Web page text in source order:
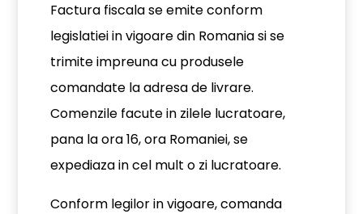
Factura fiscala se emite conform
legislatiei in vigoare din Romania si se
trimite impreuna cu produsele
comandate la adresa de livrare.
Comenzile facute in zilele lucratoare,
pana la ora 16, ora Romaniei, se
expediaza in cel mult o zi lucratoare.
Conform legilor in vigoare, comanda